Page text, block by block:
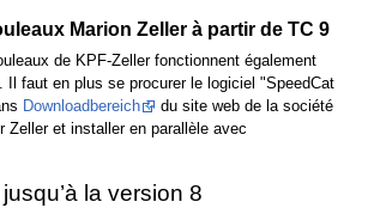
Marion Zeller à partir de TC 9
de KPF-Zeller fonctionnent également
Il faut en plus se procurer le logiciel "SpeedCat
Downloadbereich
du site web de la société
Zeller et installer en parallèle avec
la version 8